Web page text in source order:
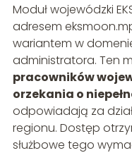
Moduł wojewódzki
adresem
wariantem w
administratora. Ten
pracowników
orzekania o
odpowiadają za
regionu. Dostęp
służbowe tego